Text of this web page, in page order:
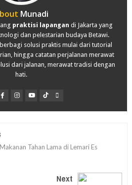
Munadi
praktisi lapangan di Jakarta yang
dan pelestarian budaya Betawi.
solusi praktis mulai dari tutorial
hingga catatan perjalanan merawat
dari jalanan, merawat tradisi dengan
hati.
Tahan Lama di Lemari Es
Next